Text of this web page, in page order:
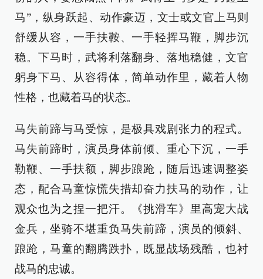
马”，纵身跃起、动作豪迈，文士或文官上马则
舒缓从容，一手扶鞍、一手轻挥马鞭，脚步沉
稳。下马时，武将利落翻身、落地稳健，文官
躬身下马、从容得体，简单动作里，藏着人物
性格，也藏着马的状态。
马失前蹄与马受惊，是极具戏剧张力的程式。
马失前蹄时，演员身体前倾、重心下沉，一手
勒鞭、一手扶额，脚步踉跄，随后迅速调整姿
态，配合马童惊慌失措却奋力扶马的动作，让
观众也为之捏一把汗。《挑滑车》里高宠大战
金兵，坐骑不堪重负马失前蹄，演员的倾斜、
踉跄，马童的翻腾跌扑，既显战场残酷，也衬
战马的忠诚。